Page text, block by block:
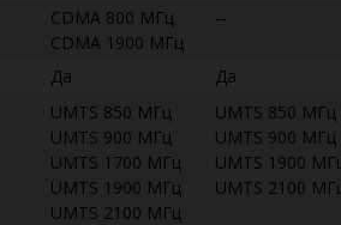
CDMA 800 МГц
CDMA 1900 МГц
--
Да
Да
UMTS 850 МГц
UMTS 900 МГц
UMTS 1700 МГц
UMTS 1900 МГц
UMTS 2100 МГц
UMTS 850 МГц
UMTS 900 МГц
UMTS 1900
UMTS 2100